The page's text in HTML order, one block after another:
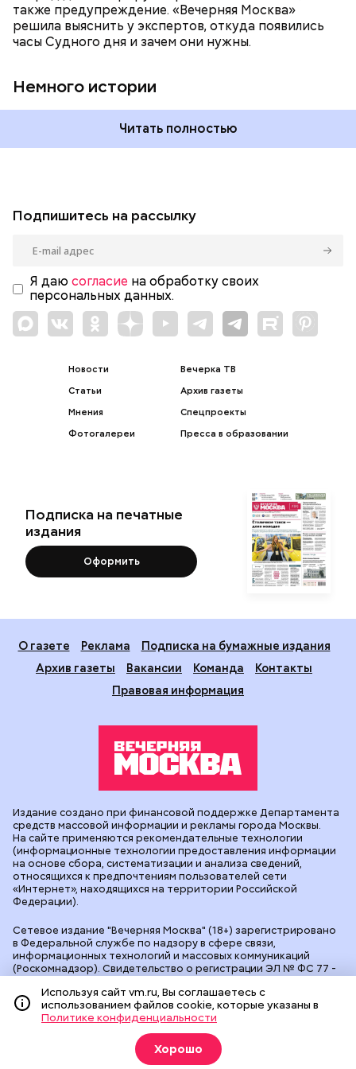
также предупреждение. «Вечерняя Москва»
решила выяснить у экспертов, откуда появились
часы Судного дня и зачем они нужны.
Немного истории
влияет еще одна глобальная угроза —
климатические изменения.
Читать полностью
Подпишитесь на рассылку
Я даю согласие на обработку своих
персональных данных.
Новости
Статьи
Мнения
Фотогалереи
Вечерка ТВ
Архив газеты
Спецпроекты
Пресса в образовании
Подписка на печатные
издания
Оформить
О газете Реклама
Подписка на бумажные издания
Архив газеты
Вакансии Команда
Контакты
Правовая информация
Сетевое издание "Вечерняя Москва" (18+) зарегистрировано
в Федеральной службе по надзору в сфере связи,
информационных технологий и массовых коммуникаций
(Роскомнадзор). Свидетельство о регистрации ЭЛ № ФС 77 -
"Вечерняя Москва". Главный редакторvm.ru: Александр
Геннадьевич Глуходедов. Адрес редакции: 127015, г.Москва,
Бумажный пр-д, д. 14, стр. 2. Телефон:+7(499)557-04-24
. Почта для связи с редакцией сайта:
Издание создано при финансовой поддержке Департамента
средств массовой информации и рекламы города Москвы.
На сайте применяются рекомендательные технологии
(информационные технологии предоставления информации
на основе сбора, систематизации и анализа сведений,
относящихся к предпочтениям пользователей сети
«Интернет», находящихся на территории Российской
Федерации).
Используя сайт vm.ru, Вы соглашаетесь с
использованием файлов cookie, которые указаны в
Политике конфиденциальности
Хорошо